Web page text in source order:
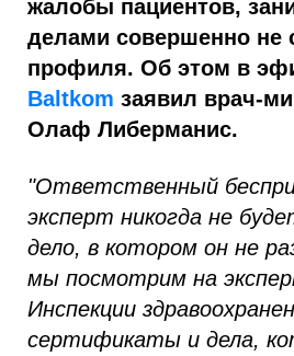
жалобы пациентов,
делами совершенно не
профиля. Об этом в
Baltkom заявил врач-
Олаф Либерманис.
"Ответственный
эксперт никогда не
дело, в котором он не
мы посмотрим на
Инспекции
сертификаты и дела,